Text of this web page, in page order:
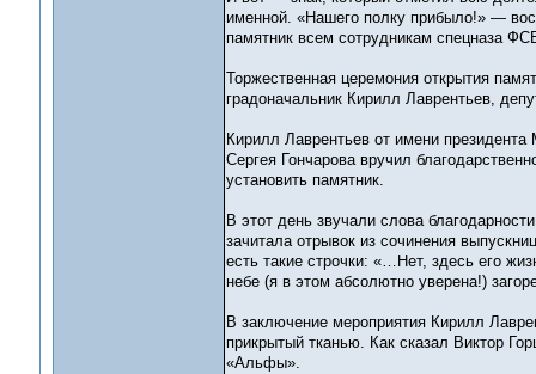
именной. «Нашего полку прибыло!» —
памятник всем сотрудникам спецназа
Торжественная церемония открытия
градоначальник Кирилл Лаврентьев,
Кирилл Лаврентьев от имени
Сергея Гончарова вручил
установить памятник.
В этот день звучали слова
зачитала отрывок из сочинения
есть такие строчки: «…Нет, здесь его
небе (я в этом абсолютно уверена!)
В заключение мероприятия Кирилл
прикрытый тканью. Как сказал Виктор
«Альфы».